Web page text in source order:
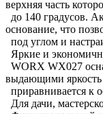
верхняя часть
до 140 градусов.
основание, что
под углом и
Яркие и
WORX WX027
выдающими яркость
приравнивается к
Для дачи,